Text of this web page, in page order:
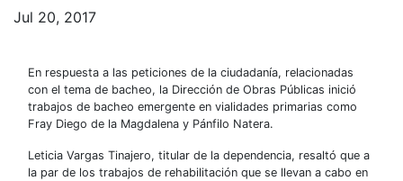
Jul 20, 2017
En respuesta a las peticiones de la ciudadanía, relacionadas
con el tema de bacheo, la Dirección de Obras Públicas inició
trabajos de bacheo emergente en vialidades primarias como
Fray Diego de la Magdalena y Pánfilo Natera.
Leticia Vargas Tinajero, titular de la dependencia, resaltó que a
la par de los trabajos de rehabilitación que se llevan a cabo en